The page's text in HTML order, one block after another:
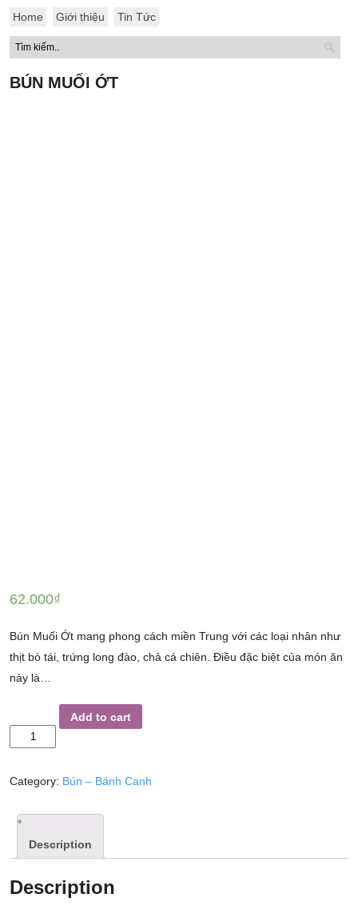
Home Giới thiệu Tin Tức
BÚN MUỐI ỚT
62.000₫
Bún Muối Ớt mang phong cách miền Trung với các loại nhân như
thịt bò tái, trứng long đào, chả cá chiên. Điều đặc biệt của món ăn
này là…
MUỐI
quantity
Add to cart
Category: Bún – Bánh Canh
Description
Description